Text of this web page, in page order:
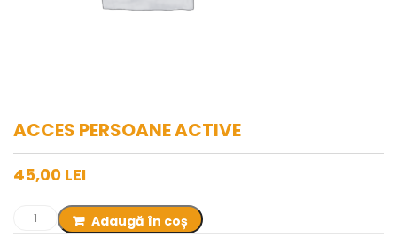
ACCES PERSOANE ACTIVE
45,00 LEI
Adaugă în coș